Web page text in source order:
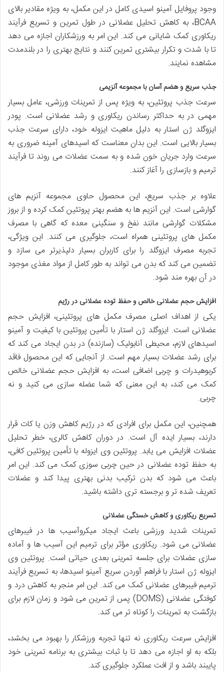
وجود پروفایل آمینو اسیدی کامل در این مکمل، به ویژه مقادیر بالای
BCAA، به کاهش تحلیل عضلانی در طول تمرین و تسریع فرآیند
ریکاوری کمک شایانی می کند. این امر به ورزشکاران اجازه می دهد
تا با شدت و تکرار بیشتری تمرین کنند و نتایج بهتری را در بلندمدت
مشاهده نمایند.
جذب سریع و هضم آسان با مجموعه آنزیمی
سرعت جذب پروتئین، به ویژه پس از تمرینات ورزشی، عامل بسیار
مهمی در به حداکثر رساندن ریکاوری و رشد عضلانی است. پودر
ایزوگلد ژن استار به دلیل ماهیت ایزوله خود، دارای سرعت جذب
بسیار بالایی است. این بدان معناست که اسیدهای آمینه ضروری به
سرعت وارد جریان خون شده و به سمت عضلات می روند تا فرآیند
ترمیم و بازسازی را آغاز کنند.
علاوه بر جذب سریع، این محصول حاوی مجموعه آنزیم های
گوارشی است. این آنزیم ها به هضم بهتر پروتئین کمک کرده و از بروز
مشکلات گوارشی مانند نفخ و سنگینی معده که گاهی با مصرف
مکمل های پروتئینی همراه است، جلوگیری می کنند. این ویژگی،
تجربه مصرف ایزوگلد را برای کاربران بسیار دلپذیرتر می سازد و
تضمین می کند که بدن می تواند به طور کامل از مواد مغذی موجود
در آن بهره مند شود.
افزایش حجم عضلانی خالص و حفظ توده عضلانی در رژیم
یکی از اهداف اصلی مصرف مکمل های پروتئینی، افزایش حجم
عضلانی است. ایزوگلد ژن استار با تأمین پروتئین با کیفیت و آمینو
اسیدهای لازم، محیطی آنابولیک (سازنده) در بدن ایجاد می کند که
برای رشد عضلات بسیار مهم است. از آنجایی که این محصول فاقد
کربوهیدرات و چربی اضافی است، به افزایش حجم عضلانی خالص
کمک می کند، به این معنی که شما عضله سازی می کنید و نه
چربی.
همچنین، این مکمل برای افرادی که در رژیم کاهش وزن یا کات قرار
دارند، بسیار ایده آل است. در دوران کاهش کالری، خطر تحلیل
عضلات افزایش می یابد. پروتئین وی ایزوله با تأمین پروتئین کافی،
به حفظ توده عضلانی در حین چربی سوزی کمک می کند. این امر
باعث می شود که بدن ترکیب بدنی بهتری پیدا کند و عضلات
تعریف شده تر و برجسته تری داشته باشید.
تسریع ریکاوری و کاهش خستگی عضلانی
تمرینات شدید ورزشی باعث ایجاد میکروآسیب ها در فیبرهای
عضلانی می شود. ریکاوری مؤثر برای ترمیم این آسیب ها و آماده
سازی عضلات برای جلسه تمرینی بعدی حیاتی است. پروتئین وی
ایزوله ژن استار با فراهم آوردن سریع آمینو اسیدها، به تسریع فرآیند
ترمیم فیبرهای عضلانی کمک می کند. این امر منجر به کاهش درد و
کوفتگی عضلانی (DOMS) پس از تمرین می شود و زمان لازم برای
بازگشت به تمرینات را کوتاه تر می کند.
افزایش سرعت ریکاوری نه تنها تجربه ورزشکار را بهبود می بخشد،
بلکه به او اجازه می دهد تا با ثبات بیشتری به برنامه تمرینی خود
پایبند باشد و از افت عملکرد جلوگیری کند.